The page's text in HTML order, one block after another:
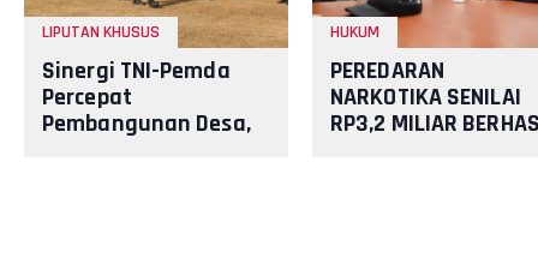
LIPUTAN KHUSUS
Sinergi TNI-Pemda
Percepat
Pembangunan Desa,
HUKUM
PEREDARAN
NARKOTIKA SENILAI
RP3,2 MILIAR